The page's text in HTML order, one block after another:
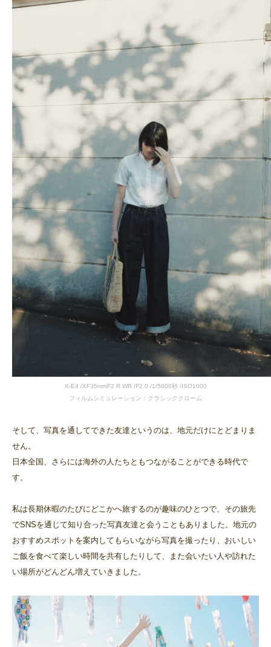
X-E4 /XF35mmF2 R WR /F2.0 /1/5800秒 /ISO1000
フィルムシミュレーション：クラシッククローム
そして、写真を通してできた友達というのは、地元だけにとどまりま
せん。
日本全国、さらには海外の人たちともつながることができる時代で
す。
私は長期休暇のたびにどこかへ旅するのが趣味のひとつで、その旅先
でSNSを通じて知り合った写真友達と会うこともありました。地元の
おすすめスポットを案内してもらいながら写真を撮ったり、おいしい
ご飯を食べて楽しい時間を共有したりして、また会いたい人や訪れた
い場所がどんどん増えていきました。